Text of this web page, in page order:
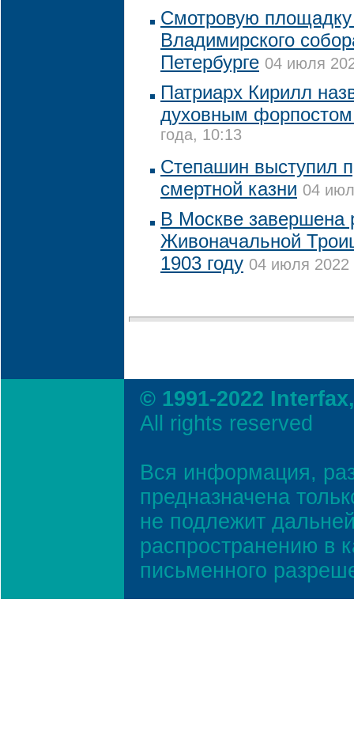
Смотровую площадку
Владимирского
Петербурге 04 июля
Патриарх Кирилл
духовным
года, 10:13
Степашин выступил
смертной казни 04
В Москве завершена
Живоначальной
1903 году 04 июля 2022
© 1991-2022
All rights reserved
Вся информация,
предназначена
не подлежит
распространению в
письменного